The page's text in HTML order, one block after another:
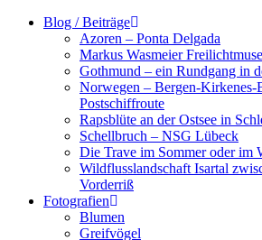
Zum
Blog / Beiträge
Azoren – Ponta Delgada
Markus Wasmeier
Gothmund – ein Rundgang in
Norwegen – Bergen-Kirkenes-
Postschiffroute
Rapsblüte an der Ostsee in
Schellbruch – NSG Lübeck
Die Trave im Sommer oder im
Wildflusslandschaft Isartal
Vorderriß
Fotografien
Blumen
Greifvögel